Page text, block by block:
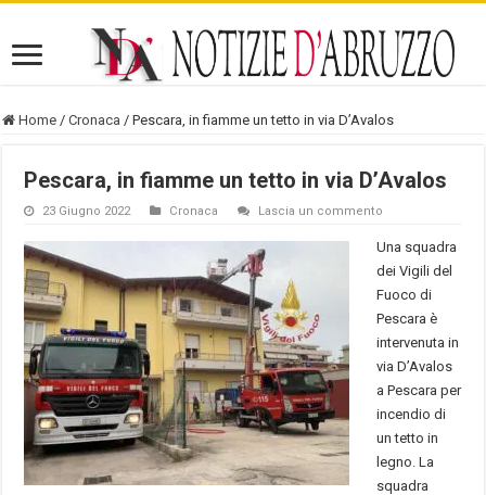
Home / Cronaca / Pescara, in fiamme un tetto in via D’Avalos
Pescara, in fiamme un tetto in via D’Avalos
23 Giugno 2022 Cronaca Lascia un commento
Una squadra
dei Vigili del
Fuoco di
Pescara è
intervenuta in
via D’Avalos
a Pescara per
incendio di
un tetto in
legno. La
squadra